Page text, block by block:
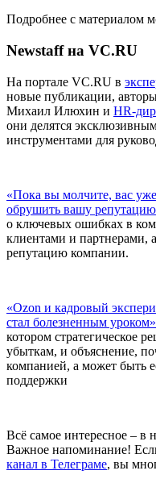
Подробнее с материалом
Newstaff на VC.RU
На портале VC.RU в
новые публикации,
Михаил Илюхин и HR-
они делятся
инструментами для
«Пока вы молчите, вас
обрушить вашу
о ключевых ошибках в
клиентами и партнерами,
репутацию компании.
«Ozon и кадровый
стал болезненным уроком»
котором стратегическое
убыткам, и объяснение,
компанией, а может быть
поддержки
Всё самое интересное – в
Важное напоминание!
канал в Телеграме, вы